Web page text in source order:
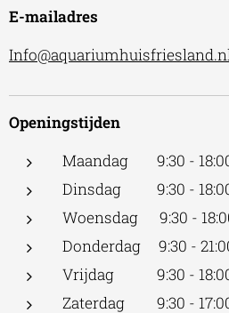
E-mailadres
Info@aquariumhuisfriesland.nl
Openingstijden
Maandag 9:30 -
Dinsdag 9:30 -
Woensdag 9:30 -
Donderdag 9:30 -
Vrijdag 9:30 -
Zaterdag 9:30 -